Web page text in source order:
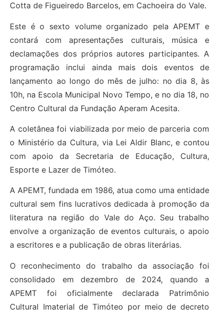
Cotta de Figueiredo Barcelos, em Cachoeira do Vale.
Este é o sexto volume organizado pela APEMT e
contará com apresentações culturais, música e
declamações dos próprios autores participantes. A
programação inclui ainda mais dois eventos de
lançamento ao longo do mês de julho: no dia 8, às
10h, na Escola Municipal Novo Tempo, e no dia 18, no
Centro Cultural da Fundação Aperam Acesita.
A coletânea foi viabilizada por meio de parceria com
o Ministério da Cultura, via Lei Aldir Blanc, e contou
com apoio da Secretaria de Educação, Cultura,
Esporte e Lazer de Timóteo.
A APEMT, fundada em 1986, atua como uma entidade
cultural sem fins lucrativos dedicada à promoção da
literatura na região do Vale do Aço. Seu trabalho
envolve a organização de eventos culturais, o apoio
a escritores e a publicação de obras literárias.
O reconhecimento do trabalho da associação foi
consolidado em dezembro de 2024, quando a
APEMT foi oficialmente declarada Patrimônio
Cultural Imaterial de Timóteo por meio de decreto